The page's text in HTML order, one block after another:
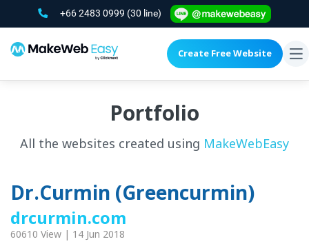
+66 2483 0999 (30 line)
Create Free Website
Portfolio
All the websites created using MakeWebEasy
Dr.Curmin (Greencurmin)
drcurmin.com
60610 View | 14 Jun 2018